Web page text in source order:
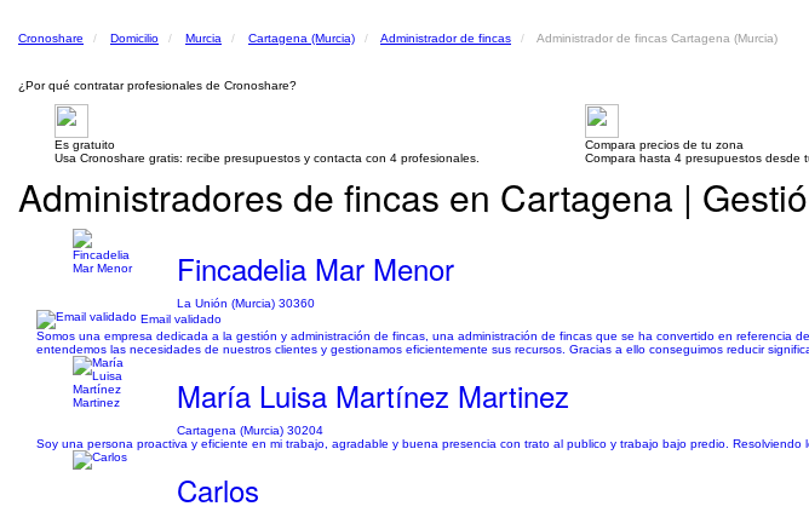
Cronoshare Domicilio Murcia Cartagena (Murcia) Administrador de fincas Administrador de fincas Cartagena (Murcia)
¿Por qué contratar profesionales de Cronoshare?
Es gratuito
Usa Cronoshare gratis: recibe presupuestos y contacta con 4 profesionales.
Compara precios de tu zona
Compara hasta 4 presupuestos desde
Administradores de fincas en Cartagena |
Fincadelia Mar Menor
La Unión (Murcia) 30360
Email validado
Somos una empresa dedicada a la gestión y administración de fincas, una administración de fincas que se ha convertido en referencia
entendemos las necesidades de nuestros clientes y gestionamos eficientemente sus recursos. Gracias a ello conseguimos reducir
María Luisa Martínez Martinez
Cartagena (Murcia) 30204
Soy una persona proactiva y eficiente en mi trabajo, agradable y buena presencia con trato al publico y trabajo bajo predio. Resolviendo
Carlos